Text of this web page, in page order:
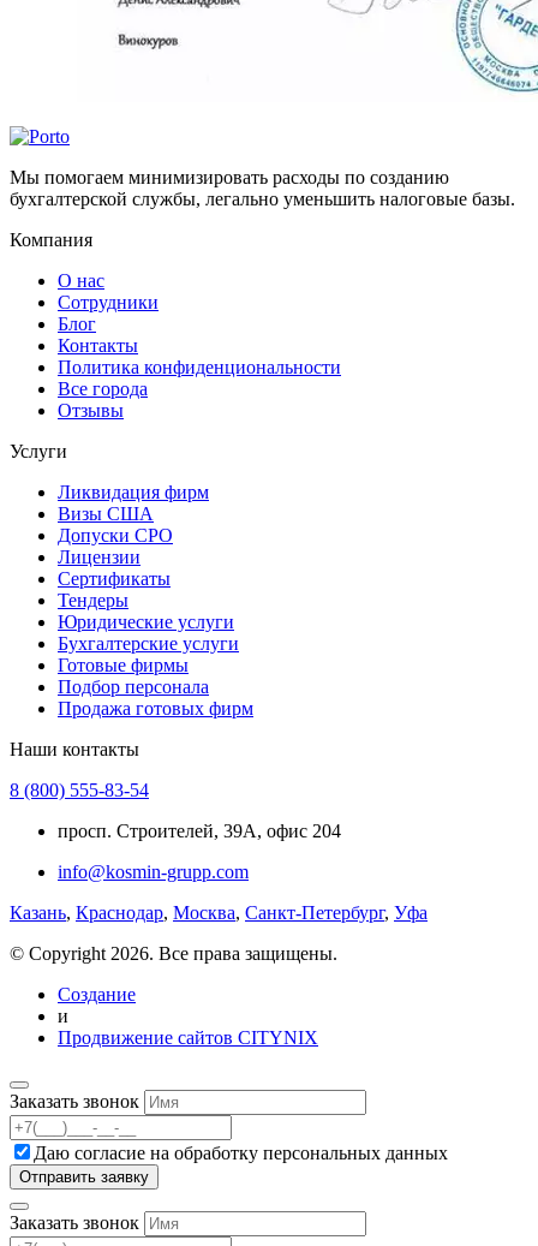
Мы помогаем минимизировать расходы по созданию
бухгалтерской службы, легально уменьшить налоговые базы.
Компания
О нас
Сотрудники
Блог
Контакты
Политика конфиденциональности
Все города
Отзывы
Услуги
Ликвидация фирм
Визы США
Допуски СРО
Лицензии
Сертификаты
Тендеры
Юридические услуги
Бухгалтерские услуги
Готовые фирмы
Подбор персонала
Продажа готовых фирм
Наши контакты
8 (800) 555-83-54
просп. Строителей, 39А, офис 204
info@kosmin-grupp.com
Казань, Краснодар, Москва, Санкт-Петербург, Уфа
© Copyright 2026. Все права защищены.
Создание
и
Продвижение сайтов CITYNIX
Заказать звонок
Даю согласие на обработку персональных данных
Заказать звонок